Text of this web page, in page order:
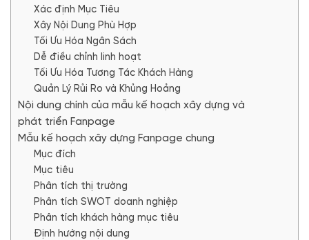
Xác định Mục Tiêu
Xây Nội Dung Phù Hợp
Tối Ưu Hóa Ngân Sách
Dễ điều chỉnh linh hoạt
Tối Ưu Hóa Tương Tác Khách Hàng
Quản Lý Rủi Ro và Khủng Hoảng
Nội dung chính của mẫu kế hoạch xây dựng và
phát triển Fanpage
Mẫu kế hoạch xây dựng Fanpage chung
Mục đích
Mục tiêu
Phân tích thị trường
Phân tích SWOT doanh nghiệp
Phân tích khách hàng mục tiêu
Định hướng nội dung